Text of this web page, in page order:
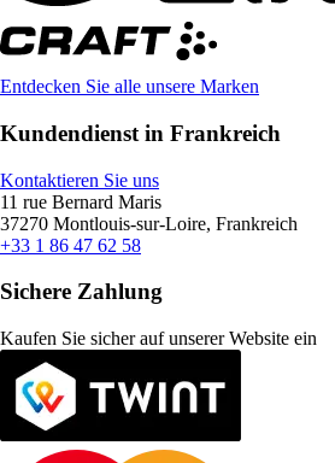
Entdecken Sie alle unsere Marken
Kundendienst in Frankreich
Kontaktieren Sie uns
11 rue Bernard Maris
37270 Montlouis-sur-Loire, Frankreich
+33 1 86 47 62 58
Sichere Zahlung
Kaufen Sie sicher auf unserer Website ein